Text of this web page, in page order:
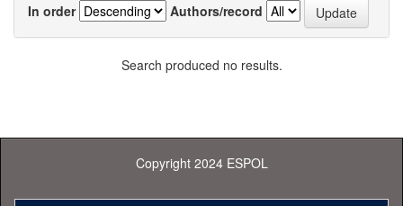
In order
Authors/record
Search produced no results.
Copyright 2024 ESPOL